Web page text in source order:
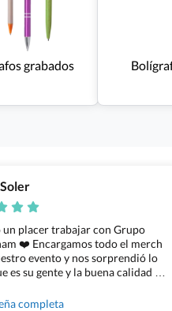
grabados
un placer trabajar con Grupo
❤️ Encargamos todo el merch
evento y nos sorprendió lo
es su gente y la buena calidad de
completa